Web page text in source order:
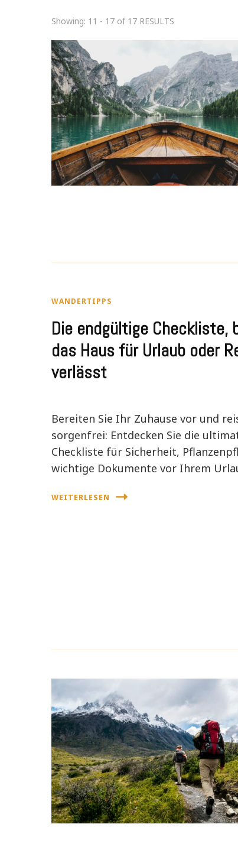
Showing: 11 - 17 of 17 RESULTS
WANDERTIPPS
Die endgültige Checkliste,
das Haus für Urlaub oder
verlässt
Bereiten Sie Ihr Zuhause vor und
sorgenfrei: Entdecken Sie die
Checkliste für Sicherheit,
wichtige Dokumente vor Ihrem
WEITERLESEN